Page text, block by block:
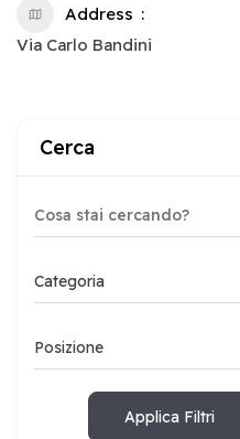
Address
Via Carlo Bandini
Cerca
Categoria
Posizione
Applica Filtri